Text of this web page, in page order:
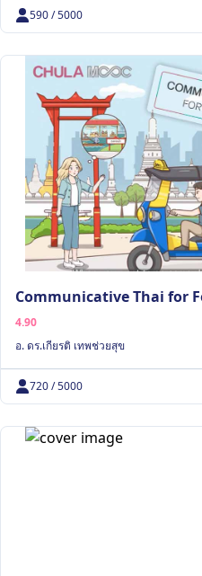
590 / 5000
Communicative Thai for
4.90
อ. ดร.เกียรติ เทพช่วยสุข
720 / 5000